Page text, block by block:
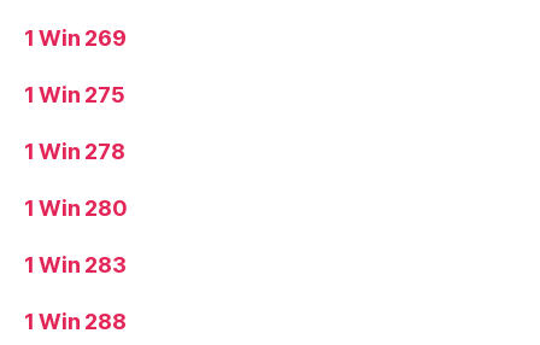
1 Win 269
1 Win 275
1 Win 278
1 Win 280
1 Win 283
1 Win 288